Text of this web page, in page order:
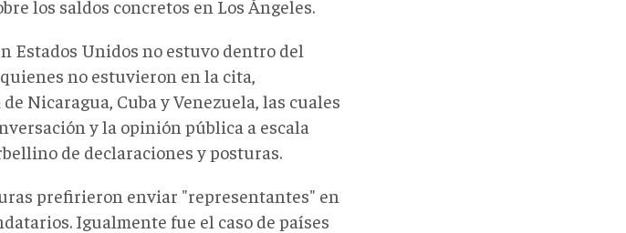
los saldos concretos en Los Ángeles.
Estados Unidos no estuvo dentro del
no estuvieron en la cita,
de Nicaragua, Cuba y Venezuela, las cuales
y la opinión pública a escala
de declaraciones y posturas.
prefirieron enviar "representantes" en
Igualmente fue el caso de países